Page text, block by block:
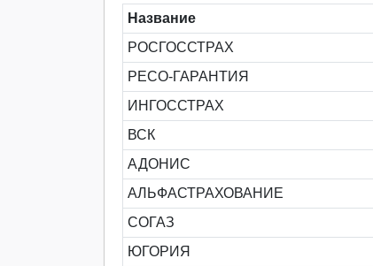
Название
РОСГОССТРАХ
РЕСО-ГАРАНТИЯ
ИНГОССТРАХ
ВСК
АДОНИС
АЛЬФАСТРАХОВАНИЕ
СОГАЗ
ЮГОРИЯ